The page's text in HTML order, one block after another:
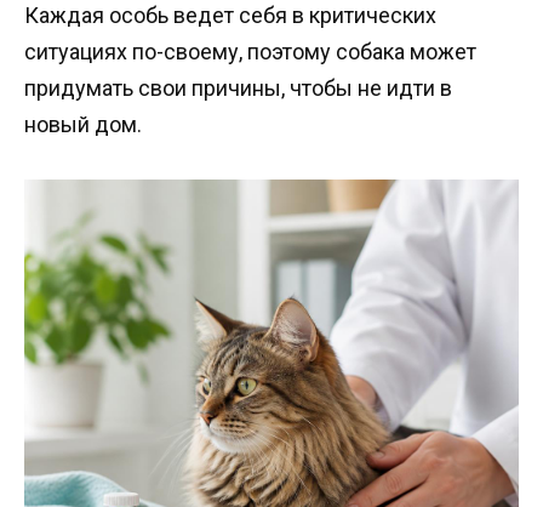
Каждая особь ведет себя в критических
ситуациях по-своему, поэтому собака может
придумать свои причины, чтобы не идти в
новый дом.